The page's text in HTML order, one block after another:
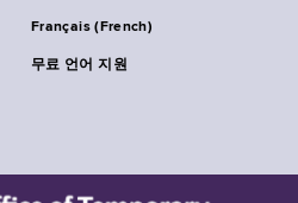
Français (French)
무료 언어 지원